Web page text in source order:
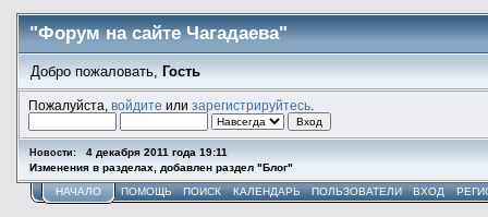
"Форум на сайте Чагадаева"
Добро пожаловать, Гость
Пожалуйста, войдите или зарегистрируйтесь.
Новости:
4 декабря 2011 года 19:11
Изменения в разделах, добавлен раздел "Блог"
НАЧАЛО ПОМОЩЬ ПОИСК КАЛЕНДАРЬ ПОЛЬЗОВАТЕЛИ ВХОД